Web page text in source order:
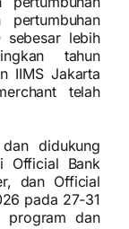
sebesar lebih
tahun
IIMS Jakarta
telah
didukung
Official Bank
dan Official
pada 27-31
program dan